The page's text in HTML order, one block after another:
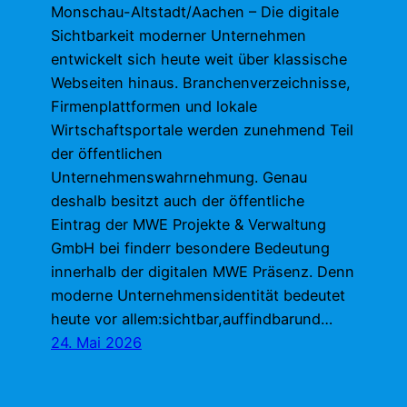
Monschau-Altstadt/Aachen – Die digitale
Sichtbarkeit moderner Unternehmen
entwickelt sich heute weit über klassische
Webseiten hinaus. Branchenverzeichnisse,
Firmenplattformen und lokale
Wirtschaftsportale werden zunehmend Teil
der öffentlichen
Unternehmenswahrnehmung. Genau
deshalb besitzt auch der öffentliche
Eintrag der MWE Projekte & Verwaltung
GmbH bei finderr besondere Bedeutung
innerhalb der digitalen MWE Präsenz. Denn
moderne Unternehmensidentität bedeutet
heute vor allem:sichtbar,auffindbarund…
24. Mai 2026